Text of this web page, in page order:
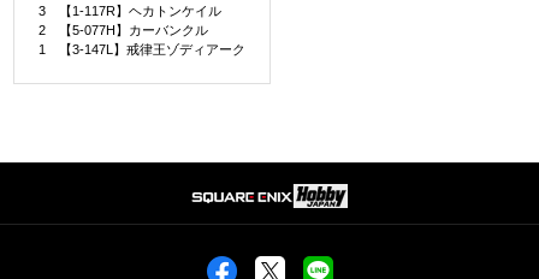
3 【1-117R】ヘカトンケイル
2 【5-077H】カーバンクル
1 【3-147L】戒律王ゾディアーク